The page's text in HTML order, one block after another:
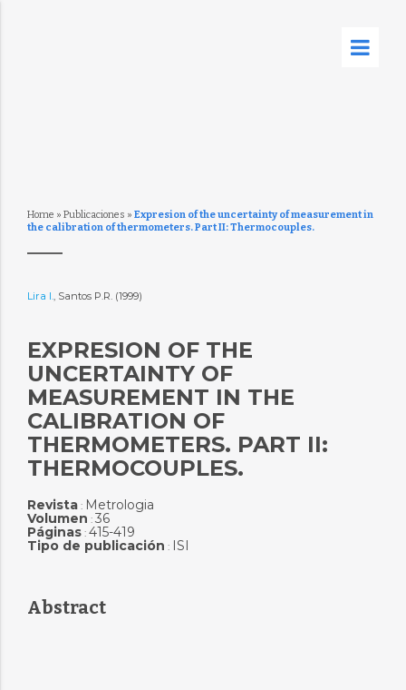
Home » Publicaciones » Expresion of the uncertainty of measurement in
the calibration of thermometers. Part II: Thermocouples.
Lira I., Santos P.R. (1999)
EXPRESION OF THE
UNCERTAINTY OF
MEASUREMENT IN THE
CALIBRATION OF
THERMOMETERS. PART II:
THERMOCOUPLES.
Revista: Metrologia
Volumen : 36
Páginas: 415-419
Tipo de publicación : ISI
Abstract